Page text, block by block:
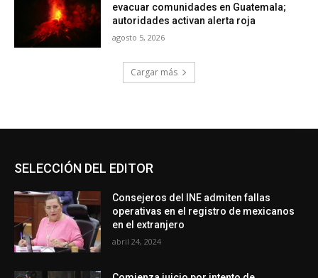
evacuar comunidades en Guatemala;
autoridades activan alerta roja
agosto 5, 2026
Cargar más
SELECCIÓN DEL EDITOR
Consejeros del INE admiten fallas
operativas en el registro de mexicanos
en el extranjero
abril 24, 2024